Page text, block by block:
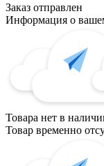
Заказ отправлен
Информация о
Товара нет в
Товар временно